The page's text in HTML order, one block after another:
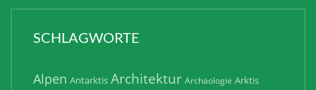
SCHLAGWORTE
Alpen Antarktis Architektur Archäologie Arktis